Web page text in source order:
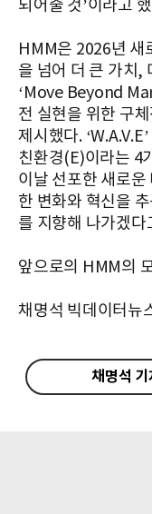
되어줄 것’이라고
HMM은 2026년 새
을 넘어 더 큰 가치,
‘Move Beyond
전 실현을 위한 구
제시했다.
친환경(E)이라는 4
이날 선포한 새로운
한 변화와 혁신을
를 지향해 나가겠다
앞으로의 HMM의
채명석 빅데이터
채명석 기